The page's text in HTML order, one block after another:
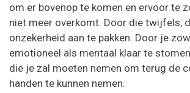
om er bovenop te komen en ervoor te
niet meer overkomt. Door die twijfels,
onzekerheid aan te pakken. Door je
emotioneel als mentaal klaar te
die je zal moeten nemen om terug de
handen te kunnen nemen.